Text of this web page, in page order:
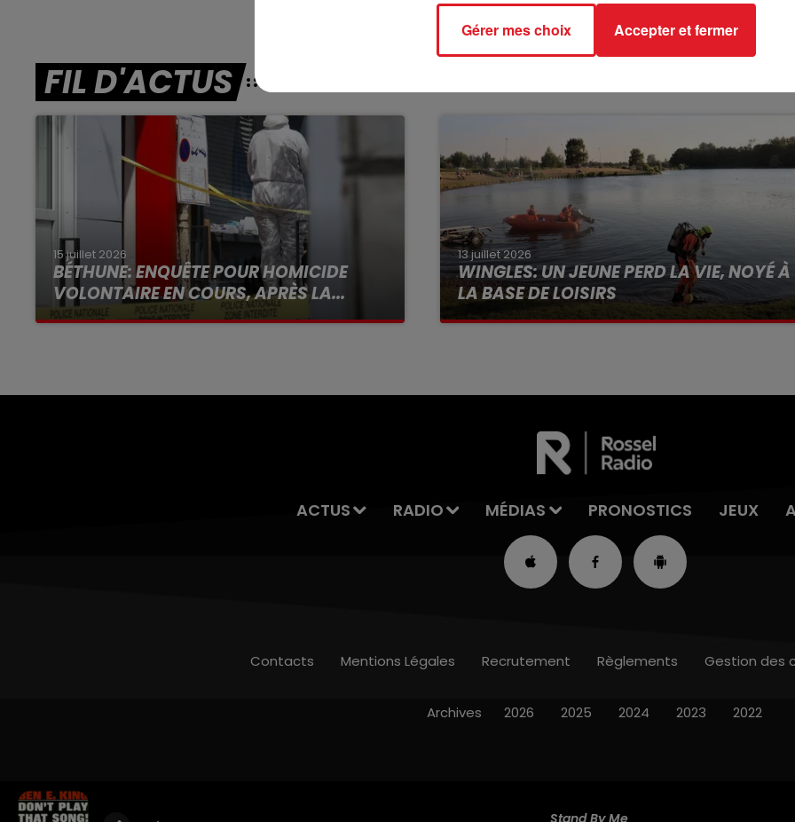
FIL D'ACTUS
15 juillet 2026
BÉTHUNE: ENQUÊTE POUR HOMICIDE
VOLONTAIRE EN COURS, APRÈS LA...
Selon les premiers éléments, le logement
13 juillet 2026
WINGLES: UN JEUNE PERD LA VIE, NOYÉ À
LA BASE DE LOISIRS
La victime a coulé à pic
ACTUS RADIO MÉDIAS PRONOSTICS JEUX
Stand By Me
Contacts Mentions Légales Recrutement Règlements Gestion des
Archives 2026 2025 2024 2023 2022
Gérer mes choix Accepter et fermer